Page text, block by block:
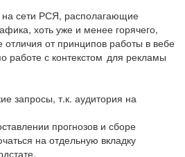
на сети РСЯ, располагающие
хоть уже и менее горячего,
от принципов работы в вебе
работе с контекстом для рекламы
запросы, т.к. аудитория на
прогнозов и сборе
на отдельную вкладку